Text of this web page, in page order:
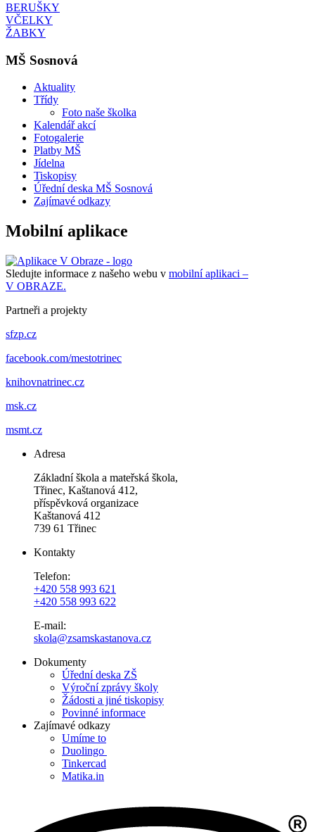
BERUŠKY
VČELKY
ŽABKY
MŠ Sosnová
Aktuality
Třídy
Foto naše školka
Kalendář akcí
Fotogalerie
Platby MŠ
Jídelna
Tiskopisy
Úřední deska MŠ Sosnová
Zajímavé odkazy
Mobilní aplikace
Sledujte informace z našeho webu v mobilní aplikaci –
V OBRAZE.
Partneři a projekty
sfzp.cz
facebook.com/mestotrinec
knihovnatrinec.cz
msk.cz
msmt.cz
Adresa
Základní škola a mateřská škola,
Třinec, Kaštanová 412,
příspěvková organizace
Kaštanová 412
739 61 Třinec
Kontakty
Telefon:
+420 558 993 621
+420 558 993 622
E-mail:
skola@zsamskastanova.cz
Dokumenty
Úřední deska ZŠ
Výroční zprávy školy
Žádosti a jiné tiskopisy
Povinné informace
Zajímavé odkazy
Umíme to
Duolingo
Tinkercad
Matika.in